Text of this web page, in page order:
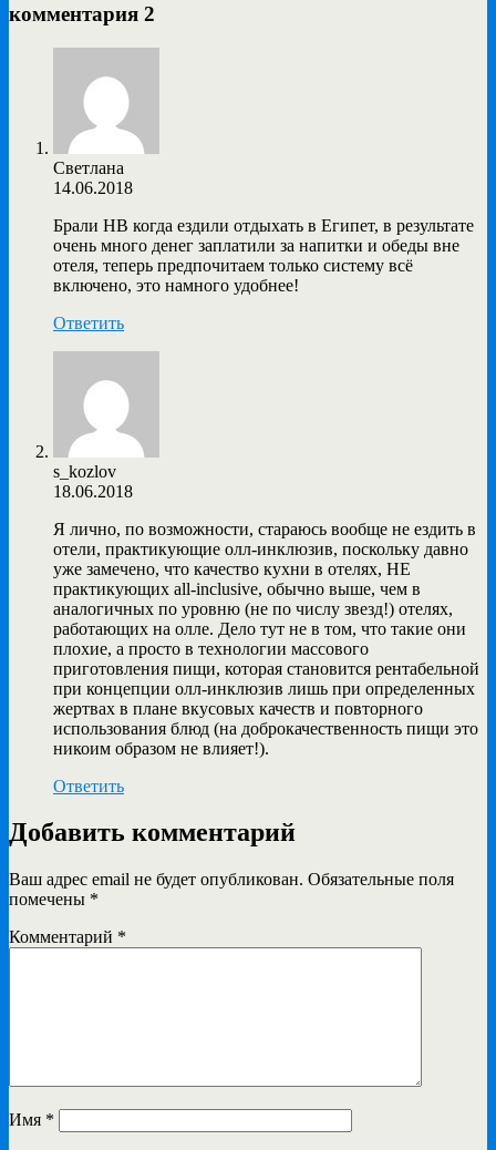
комментария 2
Светлана
14.06.2018
Брали HB когда ездили отдыхать в Египет, в результате
очень много денег заплатили за напитки и обеды вне
отеля, теперь предпочитаем только систему всё
включено, это намного удобнее!
Ответить
s_kozlov
18.06.2018
Я лично, по возможности, стараюсь вообще не ездить в
отели, практикующие олл-инклюзив, поскольку давно
уже замечено, что качество кухни в отелях, НЕ
практикующих all-inclusive, обычно выше, чем в
аналогичных по уровню (не по числу звезд!) отелях,
работающих на олле. Дело тут не в том, что такие они
плохие, а просто в технологии массового
приготовления пищи, которая становится рентабельной
при концепции олл-инклюзив лишь при определенных
жертвах в плане вкусовых качеств и повторного
использования блюд (на доброкачественность пищи это
никоим образом не влияет!).
Ответить
Добавить комментарий
Ваш адрес email не будет опубликован. Обязательные поля
помечены *
Комментарий *
Имя *